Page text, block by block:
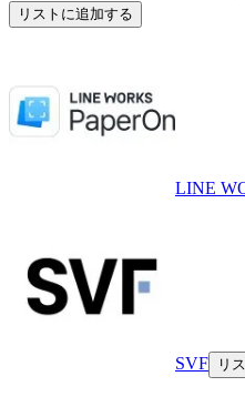
リストに追加する
LINE
SVF リ